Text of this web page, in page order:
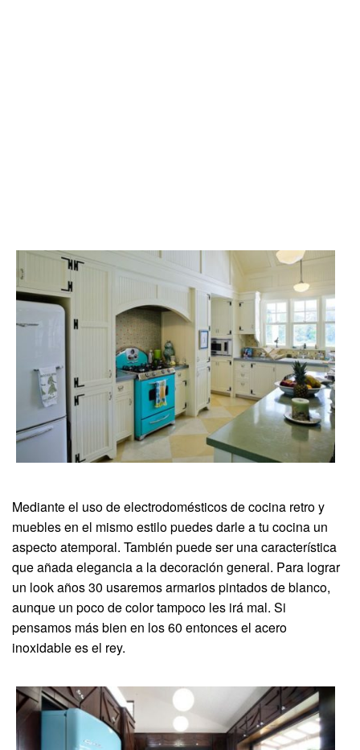
Mediante el uso de electrodomésticos de cocina retro y
muebles en el mismo estilo puedes darle a tu cocina un
aspecto atemporal. También puede ser una característica
que añada elegancia a la decoración general. Para lograr
un look años 30 usaremos armarios pintados de blanco,
aunque un poco de color tampoco les irá mal. Si
pensamos más bien en los 60 entonces el acero
inoxidable es el rey.